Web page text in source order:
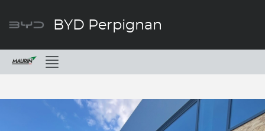
BYD Perpignan
Menu